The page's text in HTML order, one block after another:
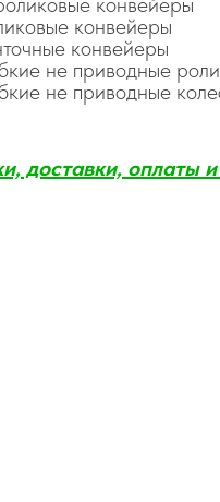
конвейеры
конвейеры
не приводные
не приводные
доставки, оплаты